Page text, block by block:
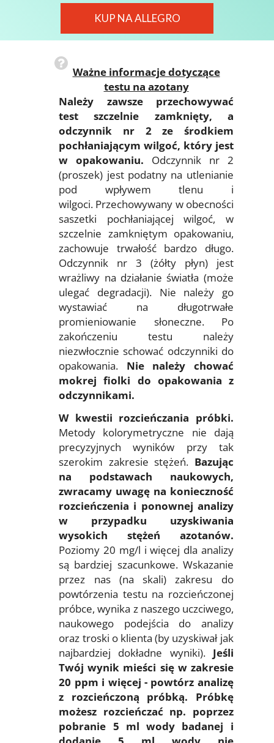
Ważne informacje dotyczące
testu na azotany
Należy zawsze przechowywać
test szczelnie zamknięty, a
odczynnik nr 2 ze środkiem
pochłaniającym wilgoć, który jest
w opakowaniu. Odczynnik nr 2
(proszek) jest podatny na utlenianie
pod wpływem tlenu i
wilgoci. Przechowywany w obecności
saszetki pochłaniającej wilgoć, w
szczelnie zamkniętym opakowaniu,
zachowuje trwałość bardzo długo.
Odczynnik nr 3 (żółty płyn) jest
wrażliwy na działanie światła (może
ulegać degradacji). Nie należy go
wystawiać na długotrwałe
promieniowanie słoneczne. Po
zakończeniu testu należy
niezwłocznie schować odczynniki do
opakowania. Nie należy chować
mokrej fiolki do opakowania z
odczynnikami.
W kwestii rozcieńczania próbki.
Metody kolorymetryczne nie dają
precyzyjnych wyników przy tak
szerokim zakresie stężeń. Bazując
na podstawach naukowych,
zwracamy uwagę na konieczność
rozcieńczenia i ponownej analizy
w przypadku uzyskiwania
wysokich stężeń azotanów.
Poziomy 20 mg/l i więcej dla analizy
są bardziej szacunkowe. Wskazanie
przez nas (na skali) zakresu do
powtórzenia testu na rozcieńczonej
próbce, wynika z naszego uczciwego,
naukowego podejścia do analizy
oraz troski o klienta (by uzyskiwał jak
najbardziej dokładne wyniki). Jeśli
Twój wynik mieści się w zakresie
20 ppm i więcej - powtórz analizę
z rozcieńczoną próbką. Próbkę
możesz rozcieńczać np. poprzez
pobranie 5 ml wody badanej i
KUP NA ALLEGRO